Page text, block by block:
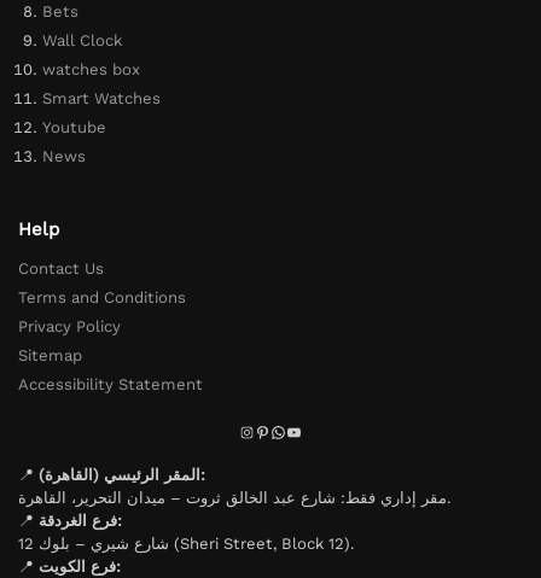
Bets
Wall Clock
watches box
Smart Watches
Youtube
News
Help
Contact Us
Terms and Conditions
Privacy Policy
Sitemap
Accessibility Statement
📍
المقر الرئيسي (القاهرة):
مقر إداري فقط: شارع عبد الخالق ثروت – ميدان التحرير، القاهرة.
📍
فرع الغردقة:
شارع شيري – بلوك 12 (Sheri Street, Block 12).
📍
فرع الكويت: